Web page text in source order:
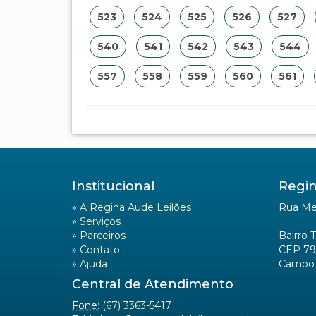
523 524 525 526 527
540 541 542 543 544
557 558 559 560 561
Institucional
» A Regina Aude Leilões
» Serviços
» Parceiros
» Contato
» Ajuda
Central de Atendimento
Fone: (67) 3363-5417
Rua
Bairro
CEP